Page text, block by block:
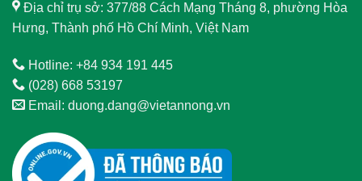
Địa chỉ trụ sở: 377/88 Cách Mạng Tháng 8, phường Hòa
Hưng, Thành phố Hồ Chí Minh, Việt Nam
Hotline: +84 934 191 445
(028) 668 53197
Email: duong.dang@vietannong.vn